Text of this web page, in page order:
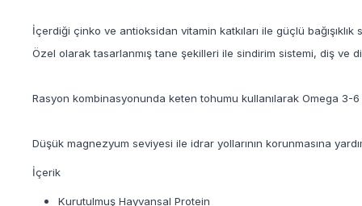
İçerdiği çinko ve antioksidan vitamin katkıları ile güçlü
Özel olarak tasarlanmış tane şekilleri ile sindirim sistemi, diş ve
Rasyon kombinasyonunda keten tohumu kullanılarak Omega 3-6
Düşük magnezyum seviyesi ile idrar yollarının korunmasına
İçerik
Kurutulmuş Hayvansal Protein